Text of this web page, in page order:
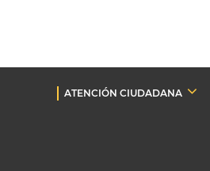
ATENCIÓN CIUDADANA